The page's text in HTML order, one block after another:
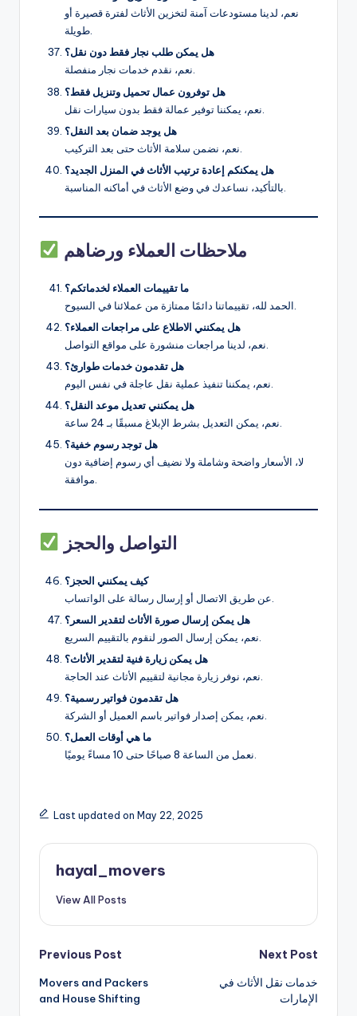
نعم، لدينا مستودعات آمنة لتخزين الأثاث لفترة قصيرة أو
طويلة.
هل يمكن طلب نجار فقط دون نقل؟
نعم، نقدم خدمات نجار منفصلة.
هل توفرون عمال تحميل وتنزيل فقط؟
هل يوجد ضمان بعد النقل؟
هل يمكنكم إعادة ترتيب الأثاث في المنزل الجديد؟
ملاحظات العملاء ورضاهم
ما تقييمات العملاء لخدماتكم؟
هل يمكنني الاطلاع على مراجعات العملاء؟
هل تقدمون خدمات طوارئ؟
هل يمكنني تعديل موعد النقل؟
نعم، يمكن التعديل بشرط الإبلاغ مسبقًا بـ 24 ساعة.
هل توجد رسوم خفية؟
لا، الأسعار واضحة وشاملة ولا نضيف أي رسوم إضافية دون
موافقة.
التواصل والحجز
كيف يمكنني الحجز؟
هل يمكن إرسال صورة الأثاث لتقدير السعر؟
هل يمكن زيارة فنية لتقدير الأثاث؟
هل تقدمون فواتير رسمية؟
ما هي أوقات العمل؟
Last updated on May 22, 2025
hayal_movers
View All Posts
Post
navigation
Previous Post
Movers and Packers
and House Shifting
Next Post
خدمات نقل الأثاث في
الإمارات